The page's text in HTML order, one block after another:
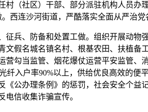
（社区）干部、部分派驻机构人员办
西连沙河街道，严酷落实全面从严治党
兵、防备和处置工做。组织开展动物
假名城名镇名村、根基农田、扶植备
勾当监管、烟花爆仗运营平安监管、
入户率90%以上，供给优良高效的便
公办理条例》的惩罚，社会安全个益
信收集诈骗宣传。